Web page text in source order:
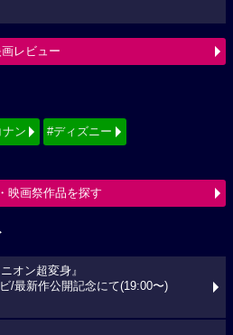
レビュー
ン #ディズニー
映画祭作品を探す
オン超変身』
/最新作公開記念にて(19:00〜)